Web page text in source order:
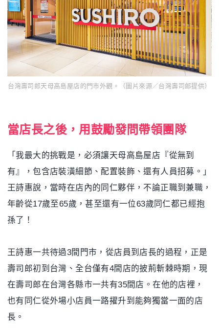
台灣壽司郎天母高島屋店的門市外觀。（圖片來源／台灣壽司郎提供）
當店長之後，用鼓勵發問帶領團隊
「我最大的挑戰是，必須讓天母高島屋店『從無到
有』，包含店裝潢細節、配置裝飾、還有人員招募。」
王詩惠說，當時在店內的同仁夥伴，不論正職到兼職，
年齡從17歲至65歲，甚至還有一位63歲同仁都已經抱
孫了！
王詩惠一共待過3間門市，從店員到店長的過程，正是
壽司郎初到台灣、全台僅有4間店的披荊斬棘時期，現
在壽司郎在台灣各縣市一共有35間店。在他的店裡，
也有同仁從外場小店員一路擢升到能夠獨當一面的店
長。